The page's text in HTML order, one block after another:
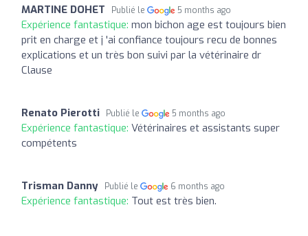
MARTINE DOHET Publié le 5 months ago
Expérience fantastique: mon bichon age est toujours bien
prit en charge et j 'ai confiance toujours recu de bonnes
explications et un très bon suivi par la vétérinaire dr
Clause
Renato Pierotti Publié le 5 months ago
Expérience fantastique: Vétérinaires et assistants super
compétents
Trisman Danny Publié le 6 months ago
Expérience fantastique: Tout est très bien.